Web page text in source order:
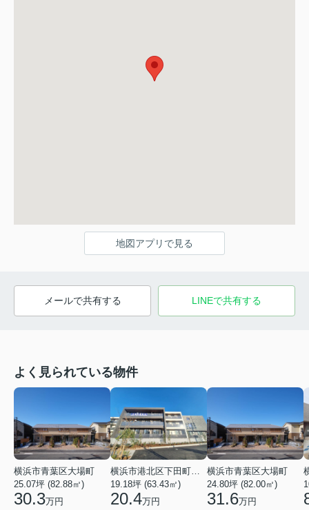
地図アプリで見る
メールで共有する LINEで共有する
よく見られている物件
横浜市青葉区大場町
25.07坪 (82.88㎡)
30.3万円
19.18坪 (63.43㎡)
20.4万円
横浜市青葉区大場町
24.80坪 (82.00㎡)
31.6万円